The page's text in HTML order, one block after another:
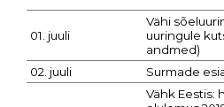
01. juuli
Vähi
uuringule
andmed)
02. juuli Surmade
Vähk Eestis: